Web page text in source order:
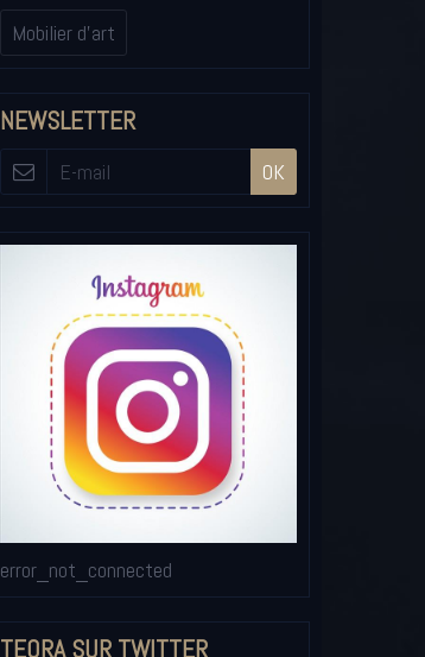
Mobilier d'art
NEWSLETTER
OK
error_not_connected
TEORA SUR TWITTER